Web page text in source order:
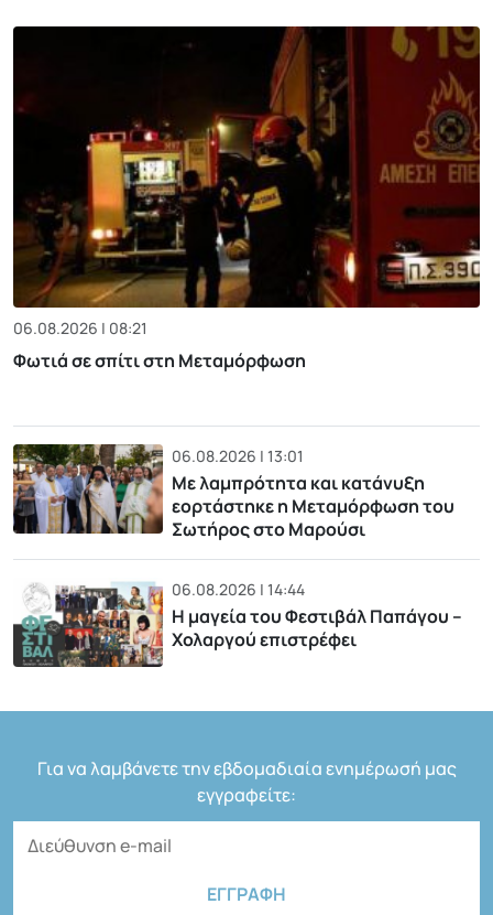
06.08.2026 | 08:21
Φωτιά σε σπίτι στη Μεταμόρφωση
06.08.2026 | 13:01
Με λαμπρότητα και κατάνυξη
εορτάστηκε η Μεταμόρφωση του
Σωτήρος στο Μαρούσι
06.08.2026 | 14:44
Η μαγεία του Φεστιβάλ Παπάγου –
Χολαργού επιστρέφει
Για να λαμβάνετε την εβδομαδιαία ενημέρωσή μας
εγγραφείτε: